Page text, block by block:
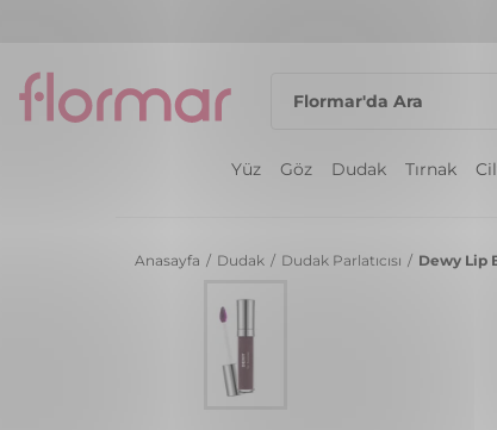
Yüz Göz Dudak Tırnak
Anasayfa / Dudak / Dudak Parlatıcısı / Dewy Lip